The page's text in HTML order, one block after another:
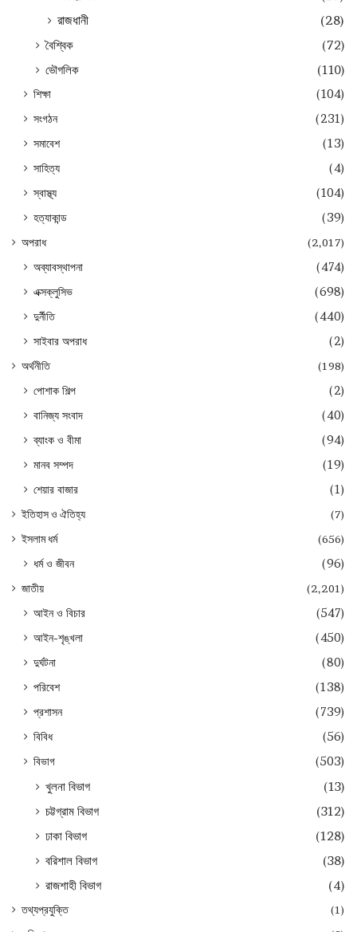
রাজধানী
(28)
বৈশ্বিক
(72)
ভৌগলিক
(110)
শিক্ষা
(104)
সংগঠন
(231)
সমাবেশ
(13)
সাহিত্য
(4)
স্বাস্থ্য
(104)
হত্যাকান্ড
(39)
অপরাধ (2,017)
অব্যাবস্থাপনা
(474)
এক্সক্লুসিভ
(698)
দুর্নীতি
(440)
সাইবার অপরাধ
(2)
অর্থনীতি (198)
পোশাক শিল্প
(2)
বানিজ্য সংবাদ
(40)
ব্যাংক ও বীমা
(94)
মানব সম্পদ
(19)
শেয়ার বাজার
(1)
ইতিহাস ও ঐতিহ্য
(7)
ইসলাম ধর্ম
(656)
ধর্ম ও জীবন (96)
জাতীয় (2,201)
আইন ও বিচার
(547)
আইন-শৃঙ্খলা
(450)
দুর্ঘটনা
(80)
পরিবেশ
(138)
প্রশাসন
(739)
বিবিধ
(56)
বিভাগ
(503)
খুলনা বিভাগ
(13)
চট্টগ্রাম বিভাগ
(312)
ঢাকা বিভাগ
(128)
বরিশাল বিভাগ
(38)
রাজশাহী বিভাগ
(4)
তথ্যপ্রযুক্তি
(1)